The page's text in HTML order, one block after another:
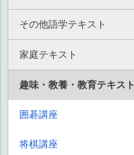
その他語学テキスト
家庭テキスト
趣味・教養・教育テキスト
囲碁講座
将棋講座